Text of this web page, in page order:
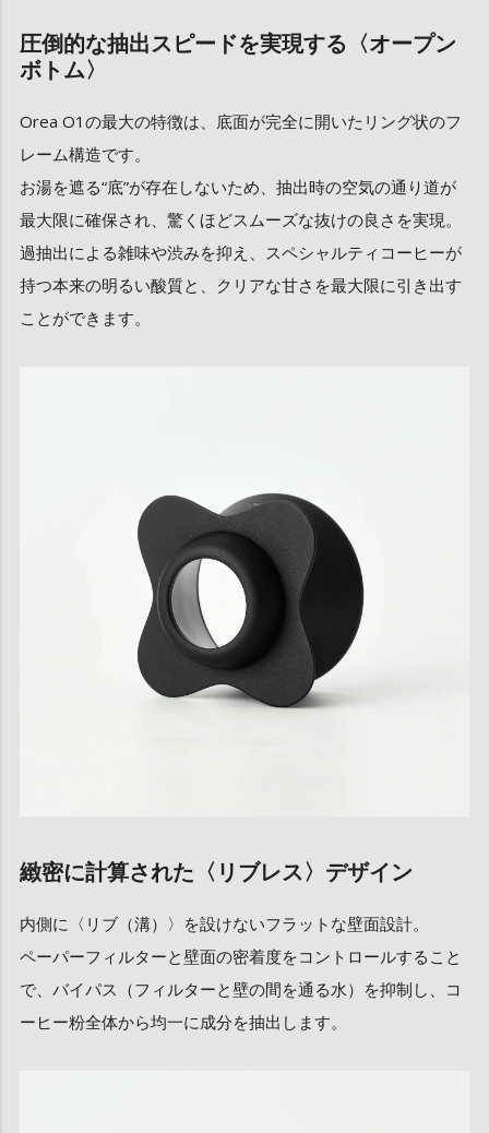
圧倒的な抽出スピードを実現する〈オープン
ボトム〉
Orea O1の最大の特徴は、底面が完全に開いたリング状のフ
レーム構造です。
お湯を遮る“底”が存在しないため、抽出時の空気の通り道が
最大限に確保され、驚くほどスムーズな抜けの良さを実現。
過抽出による雑味や渋みを抑え、スペシャルティコーヒーが
持つ本来の明るい酸質と、クリアな甘さを最大限に引き出す
ことができます。
緻密に計算された〈リブレス〉デザイン
内側に〈リブ（溝）〉を設けないフラットな壁面設計。
ペーパーフィルターと壁面の密着度をコントロールすること
で、バイパス（フィルターと壁の間を通る水）を抑制し、コ
ーヒー粉全体から均一に成分を抽出します。